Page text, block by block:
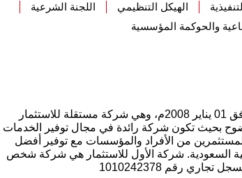
الهيكل التنظيمي
اللجنة الشرعية
والحوكمة المؤسسية
تأسست شركة الأول للاستثمار في 27 ذو الحجة 1428هـ الموافق 01 يناير 2008م، وهي شركة مستقلة للاستثمار
بوضوح بحيث تكون شركة رائدة في مجال توفير الخدمات
المستثمرين من الأفراد والمؤسسات مع توفير أفضل
السعودية. شركة الأول للاستثمار هي شركة شخص